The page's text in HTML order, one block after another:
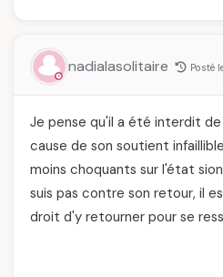
nadialasolitaire Posté
Je pense qu'il a été interdit
cause de son soutient
moins choquants sur l'état
suis pas contre son retour, il
droit d'y retourner pour se